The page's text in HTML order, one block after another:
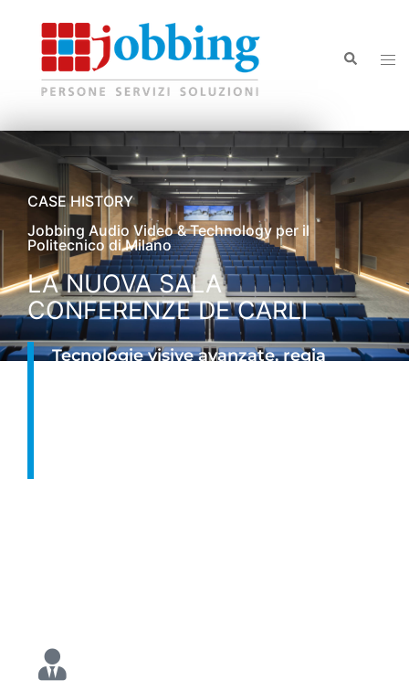
CASE HISTORY
Jobbing Audio Video & Technology per il
Politecnico di Milano
LA NUOVA SALA
CONFERENZE DE CARLI
Tecnologie visive avanzate, regia